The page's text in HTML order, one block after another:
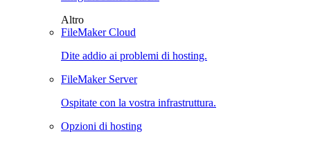
Altro
FileMaker Cloud
Dite addio ai problemi di hosting.
FileMaker Server
Ospitate con la vostra infrastruttura.
Opzioni di hosting